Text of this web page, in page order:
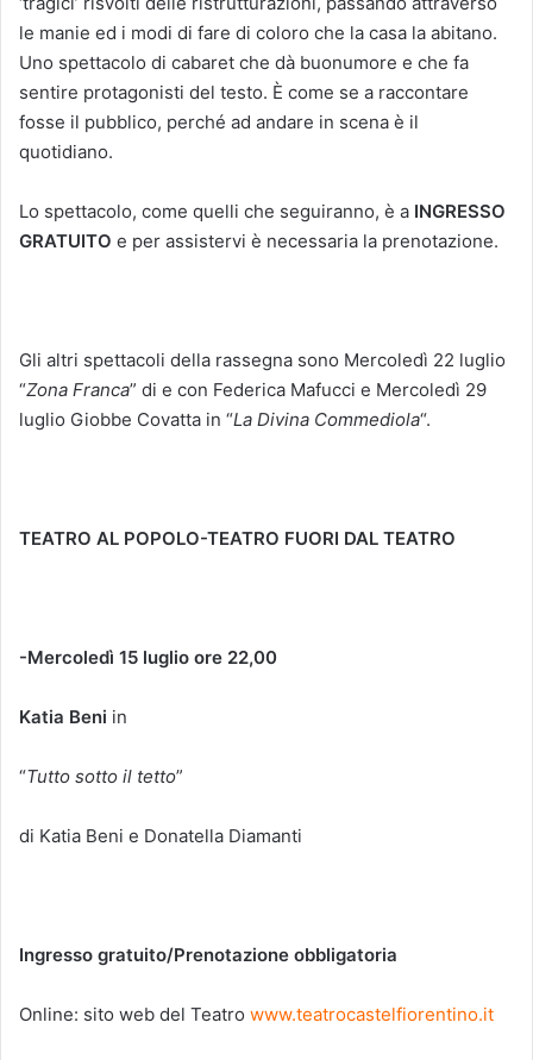
le manie ed i modi di fare di coloro che la casa la abitano.
Uno spettacolo di cabaret che dà buonumore e che fa
sentire protagonisti del testo. È come se a raccontare
fosse il pubblico, perché ad andare in scena è il
quotidiano.
Lo spettacolo, come quelli che seguiranno, è a INGRESSO
GRATUITO e per assistervi è necessaria la prenotazione.
Gli altri spettacoli della rassegna sono Mercoledì 22 luglio
“Zona Franca” di e con Federica Mafucci e Mercoledì 29
luglio Giobbe Covatta in “La Divina Commediola“.
TEATRO AL POPOLO-TEATRO FUORI DAL TEATRO
-Mercoledì 15 luglio ore 22,00
Katia Beni in
“Tutto sotto il tetto”
di Katia Beni e Donatella Diamanti
Ingresso gratuito/Prenotazione obbligatoria
Online: sito web del Teatro www.teatrocastelfiorentino.it